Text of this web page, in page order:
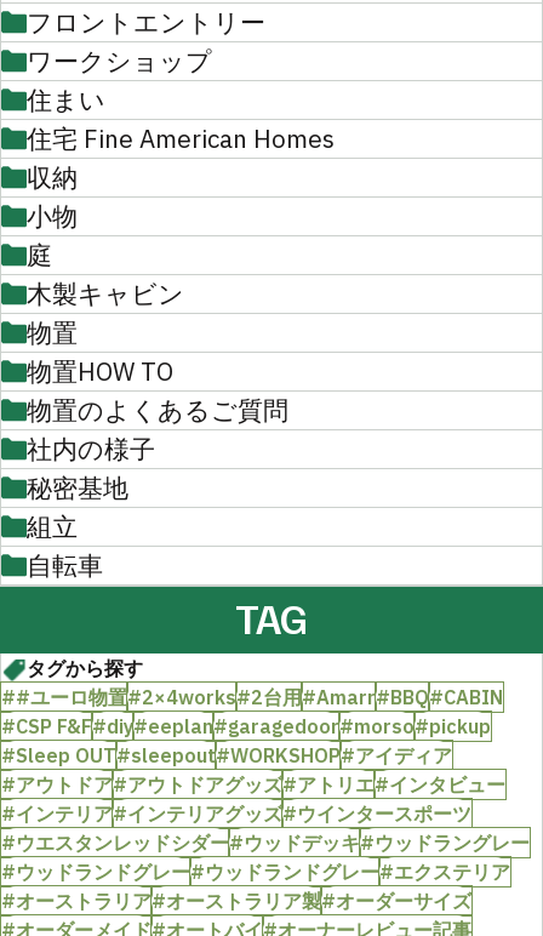
フロントエントリー
ワークショップ
住まい
住宅 Fine American Homes
収納
小物
庭
木製キャビン
物置
物置HOW TO
物置のよくあるご質問
社内の様子
秘密基地
組立
自転車
TAG
タグから探す
##ユーロ物置#2×4works#2台用#Amarr#BBQ#CABIN
#CSP F&F#diy#eeplan#garagedoor#morso#pickup
#Sleep OUT#sleepout#WORKSHOP#アイディア
#アウトドア#アウトドアグッズ#アトリエ#インタビュー
#インテリア#インテリアグッズ#ウインタースポーツ
#ウエスタンレッドシダー#ウッドデッキ#ウッドラングレー
#ウッドランドグレー#ウッドランドグレー#エクステリア
#オーストラリア#オーストラリア製#オーダーサイズ
#オーダーメイド#オートバイ#オーナーレビュー記事